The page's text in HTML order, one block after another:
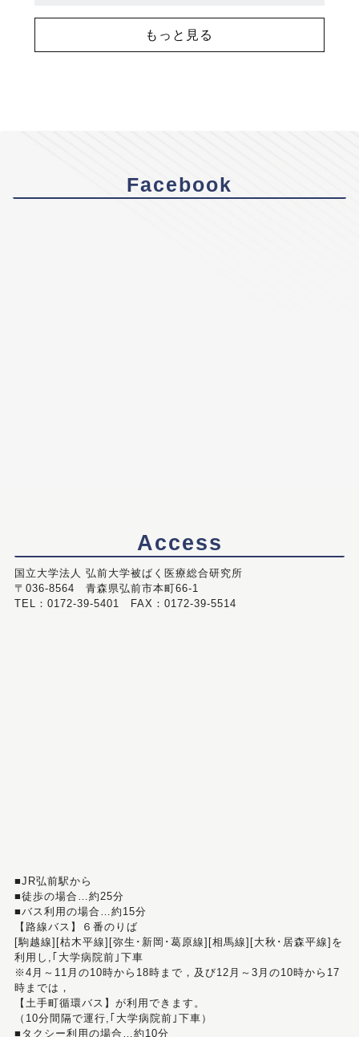
もっと見る
Facebook
Access
国立大学法人 弘前大学被ばく医療総合研究所
〒036-8564 青森県弘前市本町66-1
TEL：0172-39-5401 FAX：0172-39-5514
■JR弘前駅から
■徒歩の場合…約25分
■バス利用の場合…約15分
【路線バス】６番のりば
[駒越線][枯木平線][弥生･新岡･葛原線][相馬線][大秋･居森平線]を
利用し,｢大学病院前｣下車
※4月～11月の10時から18時まで，及び12月～3月の10時から17
時までは，
【土手町循環バス】が利用できます。
（10分間隔で運行,｢大学病院前｣下車）
■タクシー利用の場合…約10分